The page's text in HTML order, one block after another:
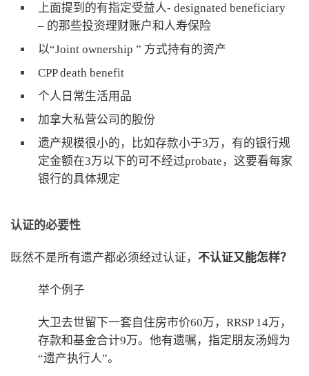
上面提到的有指定受益人- designated beneficiary
– 的那些投资理财账户和人寿保险
以“Joint ownership ” 方式持有的资产
CPP death benefit
个人日常生活用品
加拿大私营公司的股份
遗产规模很小的，比如存款小于3万，有的银行规
定金额在3万以下的可不经过probate，这要看每家
银行的具体规定
认证的必要性
既然不是所有遗产都必须经过认证， 不认证又能怎样？
举个例子
大卫去世留下一套自住房市价60万，RRSP 14万，
存款和基金合计9万。他有遗嘱，指定朋友汤姆为
“遗产执行人”。